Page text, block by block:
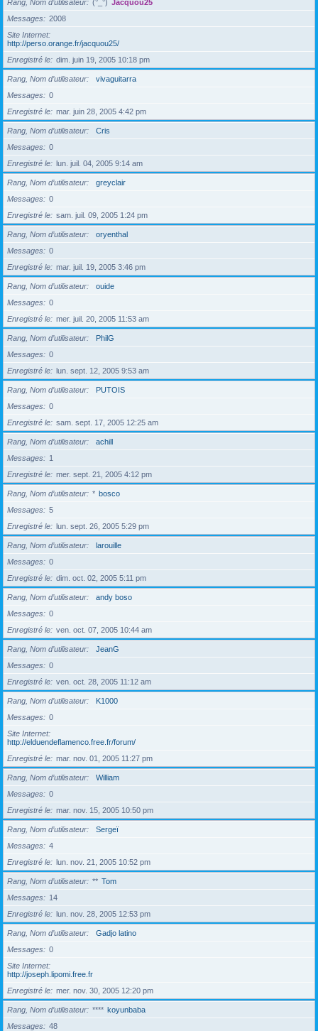
Rang, Nom d’utilisateur (°_°) Jacquou25
Messages
2008
Site Internet
http://perso.orange.fr/jacquou25/
Enregistré le
dim. juin 19, 2005 10:18 pm
Rang, Nom d’utilisateur
vivaguitarra
Messages
0
Enregistré le
mar. juin 28, 2005 4:42 pm
Rang, Nom d’utilisateur
Cris
Messages
0
Enregistré le
lun. juil. 04, 2005 9:14 am
Rang, Nom d’utilisateur
greyclair
Messages
0
Enregistré le
sam. juil. 09, 2005 1:24 pm
Rang, Nom d’utilisateur
oryenthal
Messages
0
Enregistré le
mar. juil. 19, 2005 3:46 pm
Rang, Nom d’utilisateur
ouide
Messages
0
Enregistré le
mer. juil. 20, 2005 11:53 am
Rang, Nom d’utilisateur
PhilG
Messages
0
Enregistré le
lun. sept. 12, 2005 9:53 am
Rang, Nom d’utilisateur
PUTOIS
Messages
0
Enregistré le
sam. sept. 17, 2005 12:25 am
Rang, Nom d’utilisateur
achill
Messages
1
Enregistré le
mer. sept. 21, 2005 4:12 pm
Rang, Nom d’utilisateur * bosco
Messages
5
Enregistré le
lun. sept. 26, 2005 5:29 pm
Rang, Nom d’utilisateur
larouille
Messages
0
Enregistré le
dim. oct. 02, 2005 5:11 pm
Rang, Nom d’utilisateur
andy boso
Messages
0
Enregistré le
ven. oct. 07, 2005 10:44 am
Rang, Nom d’utilisateur
JeanG
Messages
0
Enregistré le
ven. oct. 28, 2005 11:12 am
Rang, Nom d’utilisateur
K1000
Messages
0
Site Internet
http://elduendeflamenco.free.fr/forum/
Enregistré le
mar. nov. 01, 2005 11:27 pm
Rang, Nom d’utilisateur
William
Messages
0
Enregistré le
mar. nov. 15, 2005 10:50 pm
Rang, Nom d’utilisateur
Sergeï
Messages
4
Enregistré le
lun. nov. 21, 2005 10:52 pm
Rang, Nom d’utilisateur ** Tom
Messages
14
Enregistré le
lun. nov. 28, 2005 12:53 pm
Rang, Nom d’utilisateur
Gadjo latino
Messages
0
Site Internet
http://joseph.lipomi.free.fr
Enregistré le
mer. nov. 30, 2005 12:20 pm
Rang, Nom d’utilisateur **** koyunbaba
Messages
48